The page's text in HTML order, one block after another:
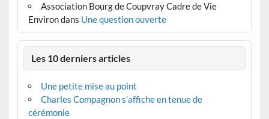
Association Bourg de Coupvray Cadre de Vie
Environdans Une question ouverte
Les 10 derniers articles
Une petite mise au point
Charles Compagnon s’affiche en tenue de
cérémonie